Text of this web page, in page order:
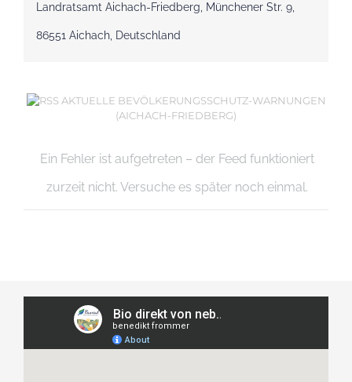
Landratsamt Aichach-Friedberg, Münchener Str. 9,
86551 Aichach, Deutschland
AKTUELLE BEVÖLKERUNGSSCHUTZ-WARNUNGEN
(AICHACH-FRIEDBERG)
Ein Fehler ist aufgetreten – der Feed funktioniert
zurzeit nicht. Versuche es später noch einmal.